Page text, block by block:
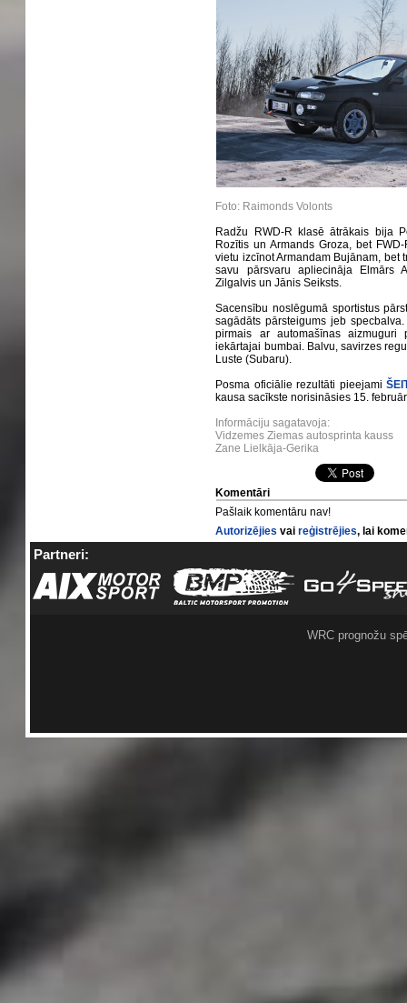
Foto: Raimonds Volonts
Radžu RWD-R klasē ātrākais bija
Rozītis un Armands Groza, bet
vietu izcīnot Armandam Bujānam, bet
savu pārsvaru apliecināja Elmārs
Zilgalvis un Jānis Seiksts.
Sacensību noslēgumā sportistus
sagādāts pārsteigums jeb
pirmais ar automašīnas aizmuguri
iekārtajai bumbai. Balvu, savirzes
Luste (Subaru).
Posma oficiālie rezultāti pieejami
kausa sacīkste norisināsies 15.
Informāciju sagatavoja:
Vidzemes Ziemas autosprinta kauss
Zane Lielkāja-Gerika
Komentāri
Pašlaik komentāru nav!
Autorizējies vaireģistrējies, lai
Partneri:
WRC prognožu